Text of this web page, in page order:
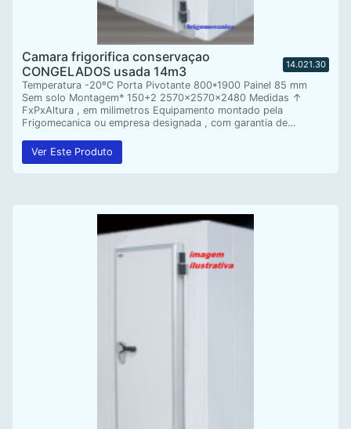
Camara frigorifica conservaçao
CONGELADOS usada 14m3
14.021.30
Temperatura -20ºC Porta Pivotante 800*1900 Painel 85 mm
Sem solo Montagem* 150+2 2570x2570x2480 Medidas ↑
FxPxAltura , em milimetros Equipamento montado pela
Frigomecanica ou empresa designada , com garantia de…
Ver Este Produto